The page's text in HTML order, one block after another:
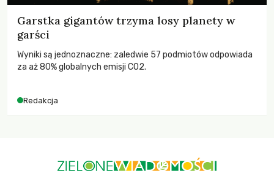
Garstka gigantów trzyma losy planety w
garści
Wyniki są jednoznaczne: zaledwie 57 podmiotów odpowiada
za aż 80% globalnych emisji CO2.
Redakcja